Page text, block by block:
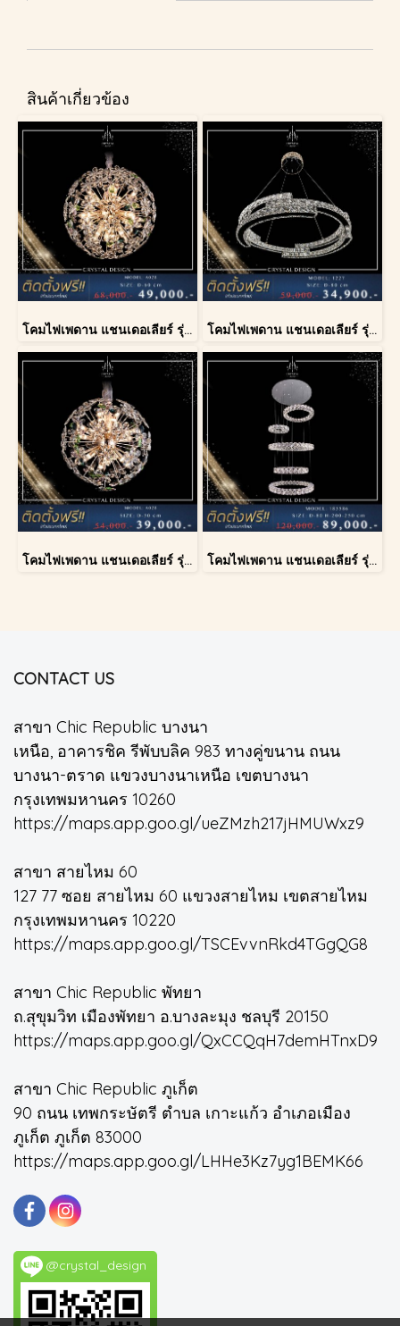
สินค้าเกี่ยวข้อง
โคมไฟเพดาน แชนเดอเลียร์ รุ่น A028-D60 โคมไฟเพดาน แชนเดอเลียร์ รุ่น 1227
โคมไฟเพดาน แชนเดอเลียร์ รุ่น A028-D40 โคมไฟเพดาน แชนเดอเลียร์ รุ่น 183586
CONTACT US
สาขา Chic Republic บางนา
เหนือ, อาคารชิค รีพับบลิค 983 ทางคู่ขนาน ถนน
บางนา-ตราด แขวงบางนาเหนือ เขตบางนา
กรุงเทพมหานคร 10260
https://maps.app.goo.gl/ueZMzh217jHMUWxz9
สาขา สายไหม 60
127 77 ซอย สายไหม 60 แขวงสายไหม เขตสายไหม
กรุงเทพมหานคร 10220
https://maps.app.goo.gl/TSCEvvnRkd4TGgQG8
สาขา Chic Republic พัทยา
ถ.สุขุมวิท เมืองพัทยา อ.บางละมุง ชลบุรี 20150
https://maps.app.goo.gl/QxCCQqH7demHTnxD9
สาขา Chic Republic ภูเก็ต
90 ถนน เทพกระษัตรี ตำบล เกาะแก้ว อำเภอเมือง
ภูเก็ต ภูเก็ต 83000
https://maps.app.goo.gl/LHHe3Kz7yg1BEMK66
@crystal_design